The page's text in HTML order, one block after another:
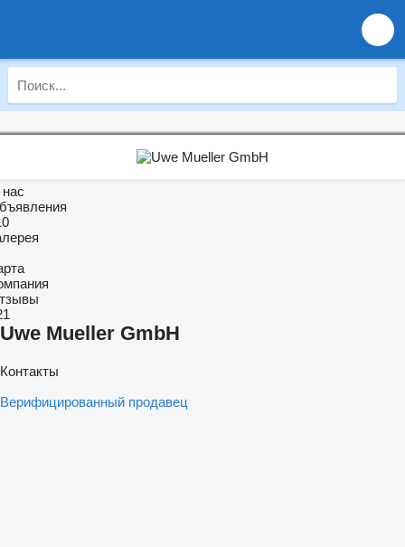
Uwe Mueller GmbH
Контакты
Верифицированный продавец